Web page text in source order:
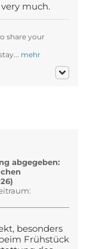
much.
share your
mehr
abgegeben:
besonders
Frühstück